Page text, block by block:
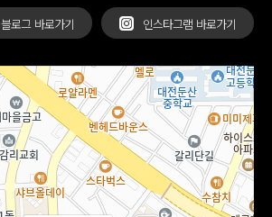
인스타그램 바로가기
블로그 바로가기